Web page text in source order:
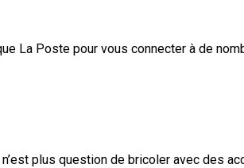
La Poste pour vous connecter à de
n’est plus question de bricoler avec des